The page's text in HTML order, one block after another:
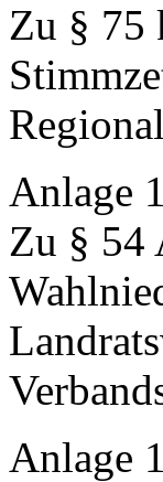
Zu § 75
Anlage
Zu § 54
Anlage